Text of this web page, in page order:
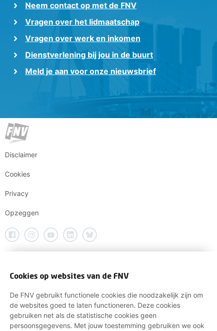
Neem contact op met de FNV
Vragen over het lidmaatschap
Vragen over werk en inkomen
Dienstverlening bij jou in de buurt
Meld je aan voor onze nieuwsbrief
Disclaimer
Cookies
Privacy
Opzeggen
Cookies op websites van de FNV
De FNV gebruikt functionele cookies die noodzakelijk zijn om
de websites goed te laten functioneren. Deze cookies
gebruiken net als de statistische cookies geen
persoonsgegevens. Met jouw toestemming gebruiken we ook